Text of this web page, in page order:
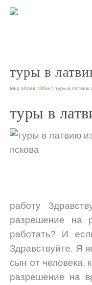
туры в
Мир обоев: Обои \ туры в латвию
туры в
работу
разрешение на
работать? И
Здравствуйте. Я
сын от человека,
разрешение на